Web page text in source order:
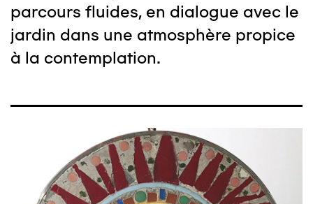
parcours fluides, en dialogue avec le
jardin dans une atmosphère propice
à la contemplation.